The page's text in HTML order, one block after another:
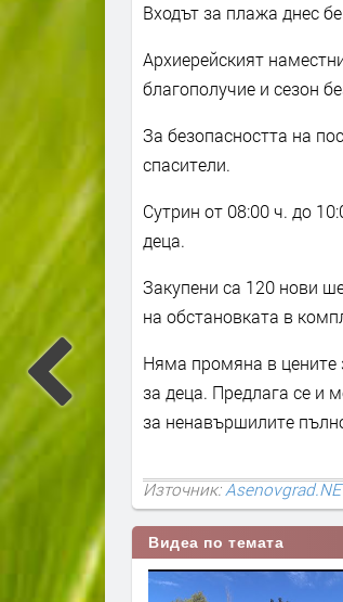
Входът за плажа днес
Архиерейският
благополучие и сезон
За безопасността на
спасители.
Сутрин от 08:00 ч. до
деца.
Закупени са 120 нови
на обстановката в
Няма промяна в цените
за деца. Предлага се и
за ненавършилите
Източник:
Видеа по темата